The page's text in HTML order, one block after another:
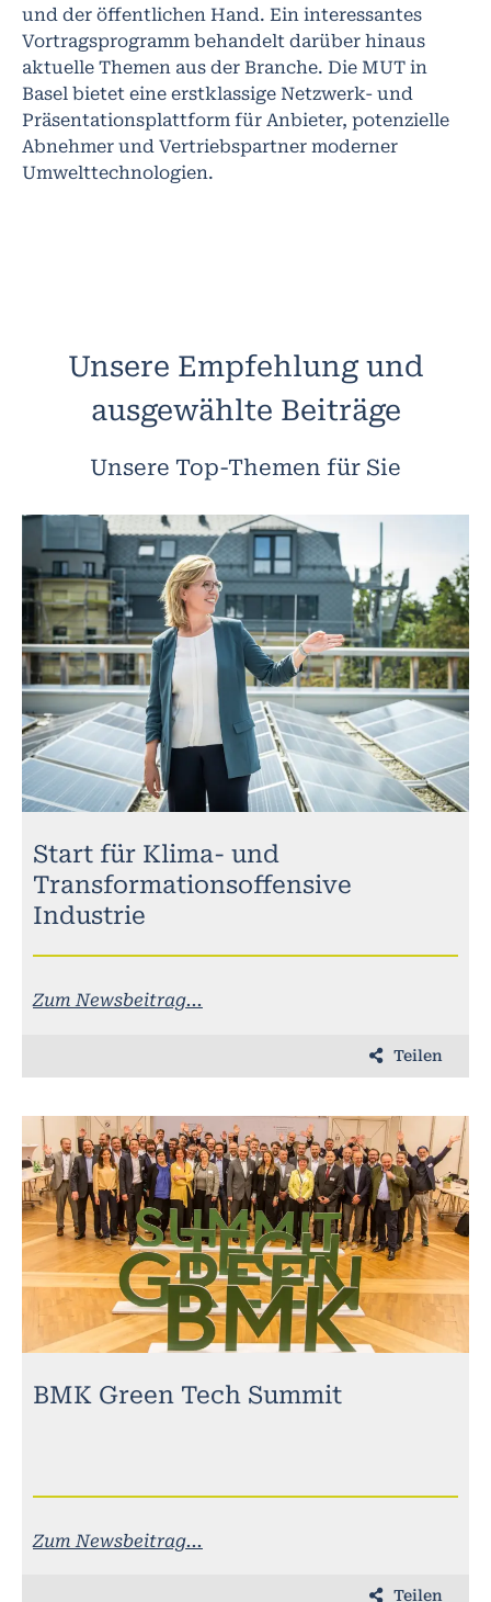
und der öffentlichen Hand. Ein interessantes
Vortragsprogramm behandelt darüber hinaus
aktuelle Themen aus der Branche. Die MUT in
Basel bietet eine erstklassige Netzwerk- und
Präsentationsplattform für Anbieter, potenzielle
Abnehmer und Vertriebspartner moderner
Umwelttechnologien.
Unsere Empfehlung und
ausgewählte Beiträge
Unsere Top-Themen für Sie
Start für Klima- und
Transformationsoffensive
Industrie
Zum Newsbeitrag...
Teilen
BMK Green Tech Summit
Zum Newsbeitrag...
Teilen